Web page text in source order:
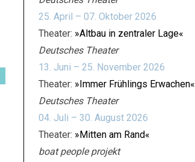
25. April – 07. Oktober 2026
Theater: »Altbau in zentraler Lage«
Deutsches Theater
13. Juni – 25. November 2026
Theater: »Immer Frühlings Erwachen«
Deutsches Theater
04. Juli – 30. August 2026
Theater: »Mitten am Rand«
boat people projekt